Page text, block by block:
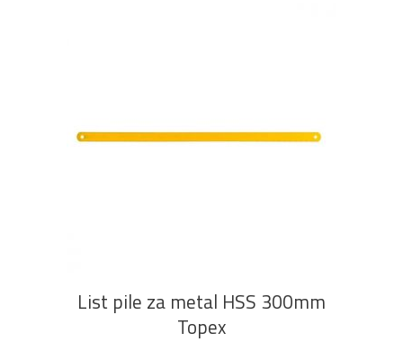
List pile za metal HSS 300mm
Topex